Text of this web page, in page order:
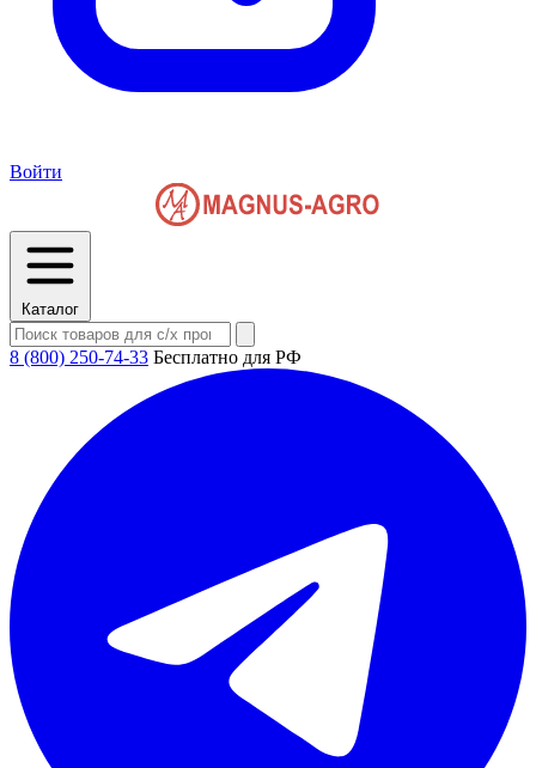
Войти
Каталог
8 (800) 250-74-33 Бесплатно для РФ